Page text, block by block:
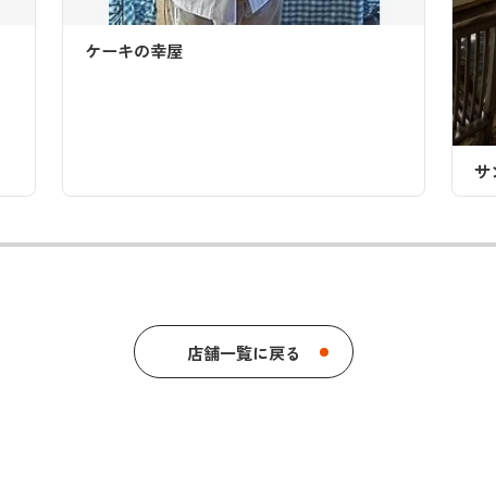
店舗一覧に戻る